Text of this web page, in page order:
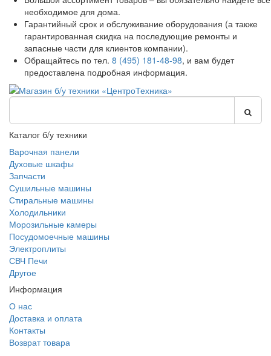
необходимое для дома.
Гарантийный срок и обслуживание оборудования (а также
гарантированная скидка на последующие ремонты и
запасные части для клиентов компании).
Обращайтесь по тел. 8 (495) 181-48-98, и вам будет
предоставлена подробная информация.
Каталог б/у техники
Варочная панели
Духовые шкафы
Запчасти
Сушильные машины
Стиральные машины
Холодильники
Морозильные камеры
Посудомоечные машины
Электроплиты
СВЧ Печи
Другое
Информация
О нас
Доставка и оплата
Контакты
Возврат товара